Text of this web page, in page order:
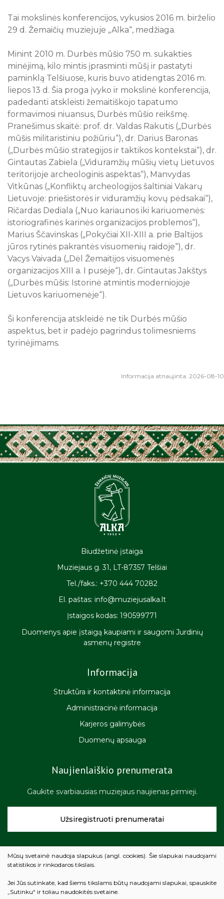
17 18 19 20 21
31
Visi renginiai
Tai mokslinės konferencijos, vykusios 2016 m. birželio
29 d. Žemaičių muziejuje „Alka“, medžiaga.
Minint 2010 m. Durbės mūšio 750 m. sukakties
minėjimą, kilo mintis įprasminti mūšį ir pastatyti
paminklą Telšiuose, kuris buvo atidengtas 2016 m.
liepos 13 d. Šia proga įvyko ir mokslinė konferencija,
padedanti atskleisti žemaitiškojo tapatumo
formavimosi niuansus, Durbės mūšio reikšmę.
Pranešimus skaitė: prof. dr. Valdas Rakutis („Durbės
mūšis militaristiniu požiūriu“), dr. Darius Baronas
(„Durbės mūšio strategijos ir taktikos kontekstai“), dr.
Gintautas Zabiela („Viduramžių mūšių vietų Lietuvos
teritorijoje archeologinis aspektas“), Manvydas
Vitkūnas („Konfliktų archeologijos šaltiniai Vakarų
Lietuvoje: priešistorės ir viduramžių kovų pėdsakai“),
Ričardas Dediala („Nuo kariaunos iki kariuomenės:
istoriografinės karinės organizacijos problemos“),
Marius Ščavinskas („Pokyčiai XII-XIII a. prie Baltijos
jūros rytinės pakrantės visuomenių raidoje“), dr.
Vacys Vaivada („Dėl Žemaitijos visuomenės
organizacijos XIII a. I pusėje“), dr. Gintautas Jakštys
(„Durbės mūšis: Istorinė atmintis moderniojoje
Lietuvos kariuomenėje“).
Ši konferencija atskleidė ne tik Durbės mūšio
aspektus, bet ir padėjo pagrindus tolimesniems
tyrinėjimams.
Informacija atnaujinta: 2026-08-10
Biudžetinė įstaiga
Muziejaus g. 31, LT-87357 Telšiai
Tel./faks.: +370 444 70282
El. paštas: info@muziejusalka.lt
Įstaigos kodas: 190599771
Duomenys apie įstaigą kaupiami ir saugomi Jurdinių
asmenų registre
Informacija
Struktūra ir kontaktinė informacija
Administracinė informacija
Karjeros galimybės
Duomenų apsauga
Naujienlaiškio prenumerata
Gaukite svarbiausias muziejaus naujienas pirmieji.
Užsiregistruoti prenumeratai
Kviečiame įvertinti
Žemaičių muziejaus „Alka“ teikiamų paslaugų kokybę.
Mūsų svetainė naudoja slapukus (angl. cookies). Šie slapukai naudojami
statistikos ir rinkodaros tikslais.
Jei Jūs sutinkate, kad šiems tikslams būtų naudojami slapukai, spauskite
„Sutinku“ ir toliau naudokitės svetaine.